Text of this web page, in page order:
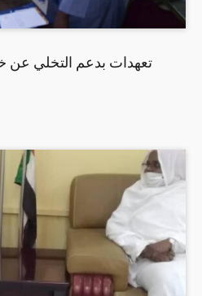
تعهدات بدعم التخلي عن